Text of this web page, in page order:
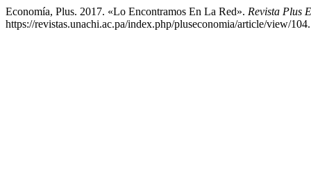
Economía, Plus. 2017. «Lo Encontramos En La Red». Revista Plus
https://revistas.unachi.ac.pa/index.php/pluseconomia/article/view/104.